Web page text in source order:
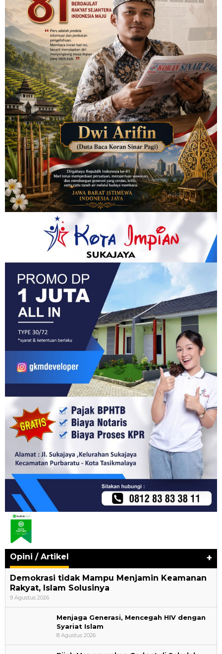
Opini / Artikel +
Demokrasi tidak Mampu Menjamin Keamanan
Rakyat, Islam Solusinya
9 Agustus 2026
Menjaga Generasi, Mencegah HIV dengan
Syariat Islam
8 Agustus 2026